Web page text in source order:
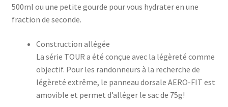
500ml ou une petite gourde pour vous hydrater en une
fraction de seconde.
Construction allégée
La série TOUR a été conçue avec la légèreté comme
objectif. Pour les randonneurs à la recherche de
légèreté extrême, le panneau dorsale AERO-FIT est
amovible et permet d’alléger le sac de 75g!